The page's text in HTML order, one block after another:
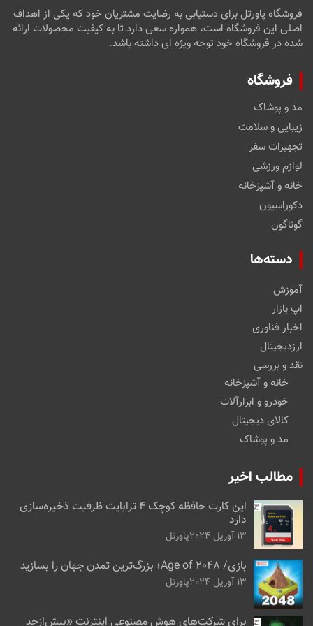
فروشگاه پاورتل برای دستیابی به رضایت مشتریان خود که یکی از اهداف
اصلی این فروشگاه است، همواره سعی دارد تا به کیفیت محصولات ارائه
شده در فروشگاه خود توجه ویژه ای داشته باشد.
فروشگاه
مد و پوشاک
زیبایی و سلامت
تجهیزات سفر
لوازم ورزشی
خانه و آشپزخانه
دکوراسیون
گوناگون
دسته‌ها
آموزش
اپ بازار
اخبار فناوری
ارزدیجیتال
نقد و بررسی
خانه و آشپزخانه
خودرو و ابزارآلات
کالای دیجیتال
مد و پوشاک
مطالب اخیر
این کارت حافظه کوچک ۴ ترابایت ظرفیت ذخیره‌سازی
دارد
13 آوریل 2024 پاورتل
بازی/ Age of 2048؛ بزرگ‌ترین تمدن جهان را بسازید
13 آوریل 2024 پاورتل
برای شرکت‌های هوش مصنوعی اینترنت «بیش‌از‌حد